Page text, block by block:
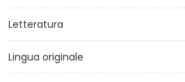
Letteratura
Lingua originale